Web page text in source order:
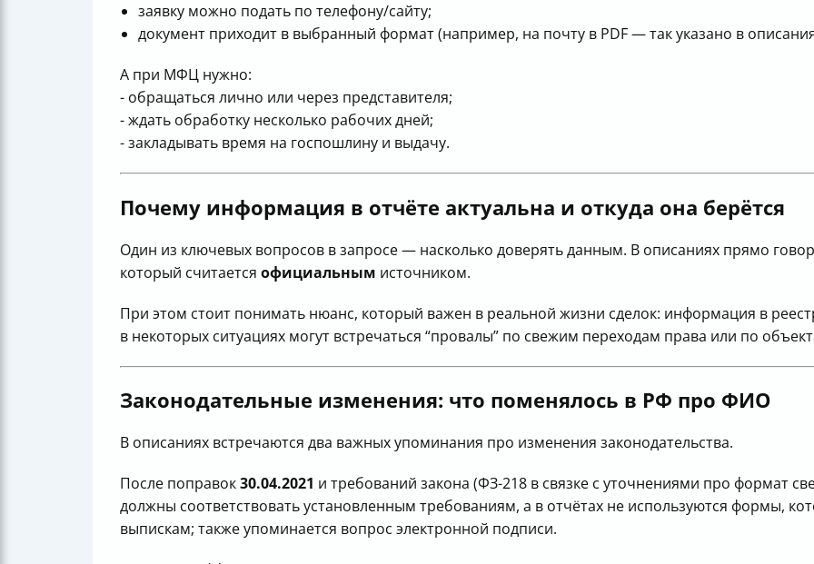
заявку можно подать по телефону/сайту;
документ приходит в выбранный формат (например, на почту в PDF — так указано в
А при МФЦ нужно:
- обращаться лично или через представителя;
- ждать обработку несколько рабочих дней;
- закладывать время на госпошлину и выдачу.
Почему информация в отчёте актуальна и откуда она берётся
Один из ключевых вопросов в запросе — насколько доверять данным. В описаниях прямо
который считается официальным источником.
При этом стоит понимать нюанс, который важен в реальной жизни сделок: информация в
в некоторых ситуациях могут встречаться “провалы” по свежим переходам права или по
Законодательные изменения: что поменялось в РФ про ФИО
В описаниях встречаются два важных упоминания про изменения законодательства.
После поправок30.04.2021 и требований закона (ФЗ-218 в связке с уточнениями про формат
должны соответствовать установленным требованиям, а в отчётах не используются формы,
выпискам; также упоминается вопрос электронной подписи.